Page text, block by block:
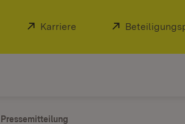
Extern:
Karriere (Öffnet in neuem
Extern:
Pressemitteilung